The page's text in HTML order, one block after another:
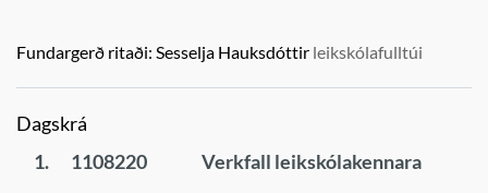
Fundargerð ritaði: Sesselja Hauksdóttir leikskólafulltúi
Dagskrá
1. 1108220 Verkfall leikskólakennara